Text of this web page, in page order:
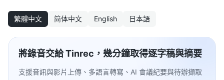
繁體中文 简体中文 English 日本語
將錄音交給 Tinrec，幾分鐘取得逐字稿與摘要
支援音訊與影片上傳、多語言轉寫、AI 會議紀要與待辦擷取